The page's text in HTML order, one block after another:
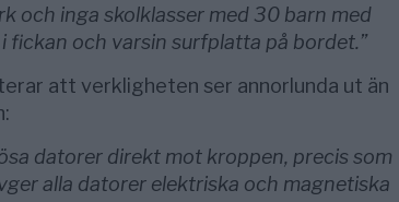
och inga skolklasser med 30 barn med
fickan och varsin surfplatta på bordet.”
att verkligheten ser annorlunda ut än
datorer direkt mot kroppen, precis som
alla datorer elektriska och magnetiska